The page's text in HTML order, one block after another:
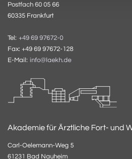
Postfach 60 05 66
60335 Frankfurt
Tel: +49 69 97672-0
Fax: +49 69 97672-128
E-Mail: info@laekh.de
Akademie für Ärztliche Fort- und
Carl-Oelemann-Weg 5
61231 Bad Nauheim